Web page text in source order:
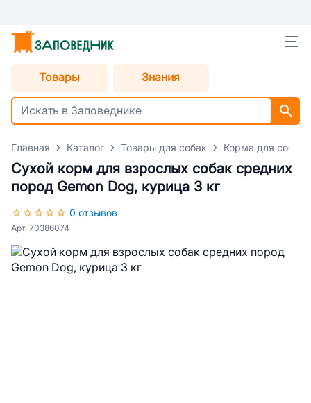
Товары Знания
Главная Каталог Товары для собак Корма для собак
Сухой корм для взрослых собак средних
пород Gemon Dog, курица 3 кг
0 отзывов
Арт. 70386074